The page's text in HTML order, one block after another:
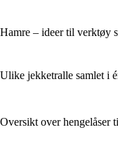
Hamre – ideer til verktøy
Ulike jekketralle samlet i
Oversikt over hengelåser